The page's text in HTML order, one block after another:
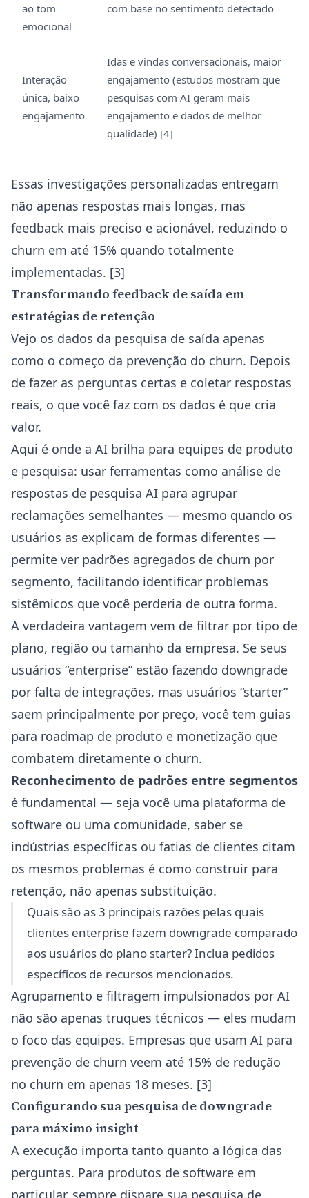
ao tom
emocional
com base no sentimento detectado
Interação
única, baixo
engajamento
Idas e vindas conversacionais, maior
engajamento (estudos mostram que
pesquisas com AI geram mais
engajamento e dados de melhor
qualidade) [4]
Essas investigações personalizadas entregam
não apenas respostas mais longas, mas
feedback mais preciso e acionável, reduzindo o
churn em até 15% quando totalmente
implementadas. [3]
Transformando feedback de saída em
estratégias de retenção
Vejo os dados da pesquisa de saída apenas
como o começo da prevenção do churn. Depois
de fazer as perguntas certas e coletar respostas
reais, o que você faz com os dados é que cria
valor.
Aqui é onde a AI brilha para equipes de produto
e pesquisa: usar ferramentas como análise de
respostas de pesquisa AI para agrupar
reclamações semelhantes — mesmo quando os
usuários as explicam de formas diferentes —
permite ver padrões agregados de churn por
segmento, facilitando identificar problemas
sistêmicos que você perderia de outra forma.
A verdadeira vantagem vem de filtrar por tipo de
plano, região ou tamanho da empresa. Se seus
usuários “enterprise” estão fazendo downgrade
por falta de integrações, mas usuários “starter”
saem principalmente por preço, você tem guias
para roadmap de produto e monetização que
combatem diretamente o churn.
Reconhecimento de padrões entre segmentos
é fundamental — seja você uma plataforma de
software ou uma comunidade, saber se
indústrias específicas ou fatias de clientes citam
os mesmos problemas é como construir para
retenção, não apenas substituição.
Quais são as 3 principais razões pelas quais
clientes enterprise fazem downgrade comparado
aos usuários do plano starter? Inclua pedidos
específicos de recursos mencionados.
Agrupamento e filtragem impulsionados por AI
não são apenas truques técnicos — eles mudam
o foco das equipes. Empresas que usam AI para
prevenção de churn veem até 15% de redução
no churn em apenas 18 meses. [3]
Configurando sua pesquisa de downgrade
para máximo insight
A execução importa tanto quanto a lógica das
perguntas. Para produtos de software em
particular, sempre dispare sua pesquisa de